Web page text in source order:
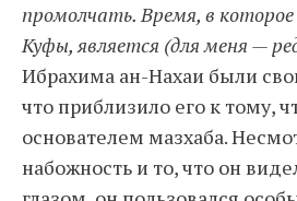
промолчать. Время, в
Куфы, является (для меня —
Ибрахима ан-Нахаи были
что приблизило его к тому,
основателем мазхаба.
набожность и то, что он